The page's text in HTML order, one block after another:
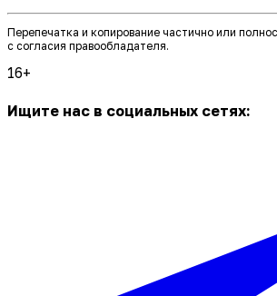
Перепечатка и копирование частично или
с согласия правообладателя.
16+
Ищите нас в социальных сетях: